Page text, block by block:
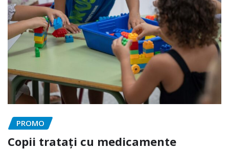
PROMO
Copii tratați cu medicamente